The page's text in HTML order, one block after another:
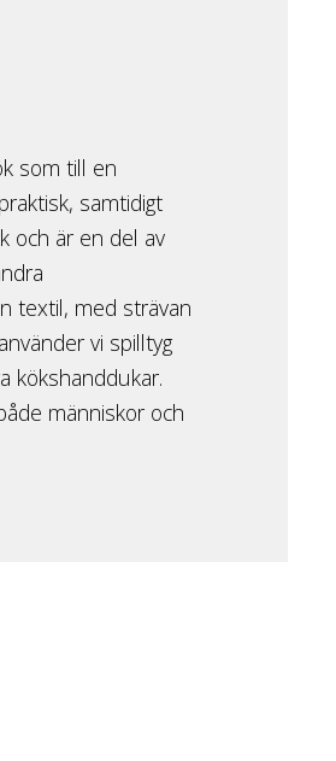
som till en
samtidigt
och är en del av
textil, med strävan
vi spilltyg
kökshanddukar.
människor och